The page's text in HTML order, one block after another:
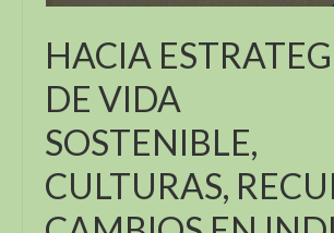
HACIA
DE VIDA
SOSTENIBLE,
CULTURAS,